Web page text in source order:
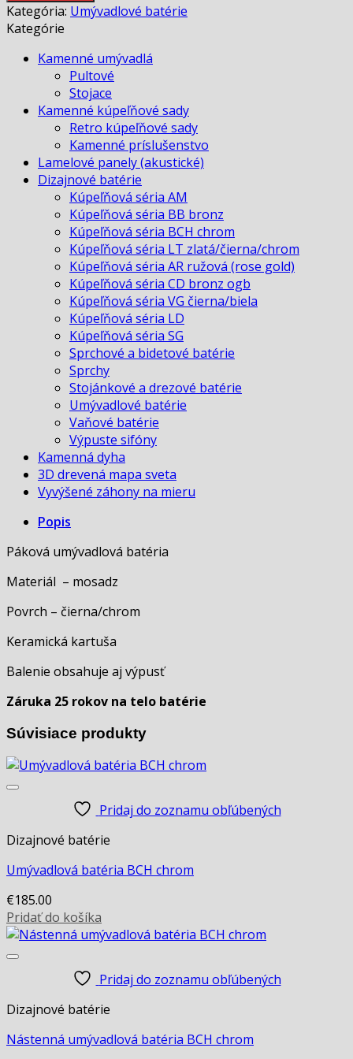
batéria
DL
Kategória: Umývadlové batérie
Kategórie
Kamenné umývadlá
Pultové
Stojace
Kamenné kúpeľňové sady
Retro kúpeľňové sady
Kamenné príslušenstvo
Lamelové panely (akustické)
Dizajnové batérie
Kúpeľňová séria AM
Kúpeľňová séria BB bronz
Kúpeľňová séria BCH chrom
Kúpeľňová séria LT zlatá/čierna/chrom
Kúpeľňová séria AR ružová (rose gold)
Kúpeľňová séria CD bronz ogb
Kúpeľňová séria VG čierna/biela
Kúpeľňová séria LD
Kúpeľňová séria SG
Sprchové a bidetové batérie
Sprchy
Stojánkové a drezové batérie
Umývadlové batérie
Vaňové batérie
Výpuste sifóny
Kamenná dyha
3D drevená mapa sveta
Vyvýšené záhony na mieru
Popis
Páková umývadlová batéria
Materiál – mosadz
Povrch – čierna/chrom
Keramická kartuša
Balenie obsahuje aj výpusť
Záruka 25 rokov na telo batérie
Súvisiace produkty
Pridaj do zoznamu obľúbených
Dizajnové batérie
Umývadlová batéria BCH chrom
€185.00
Pridať do košíka
Pridaj do zoznamu obľúbených
Dizajnové batérie
Nástenná umývadlová batéria BCH chrom